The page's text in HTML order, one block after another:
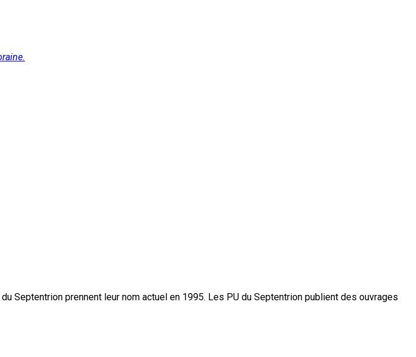
prennent leur nom actuel en 1995. Les PU du Septentrion publient des ouvrages